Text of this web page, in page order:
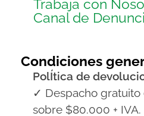
Trabaja con
Canal de
Condiciones
PolÍtica de
✓ Despacho
sobre $80.000 + IVA.